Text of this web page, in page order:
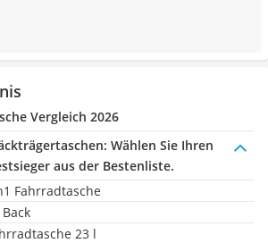
Vergleich 2026
Wählen Sie Ihren
aus der Bestenliste.
Fahrradtasche
23 l